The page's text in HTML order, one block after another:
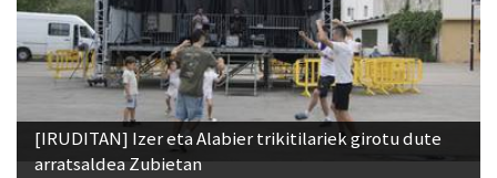
[IRUDITAN] Izer eta Alabier trikitilariek girotu dute
arratsaldea Zubietan